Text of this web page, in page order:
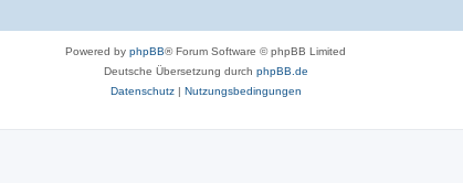
Powered by phpBB® Forum Software © phpBB Limited
Deutsche Übersetzung durch phpBB.de
Datenschutz| Nutzungsbedingungen